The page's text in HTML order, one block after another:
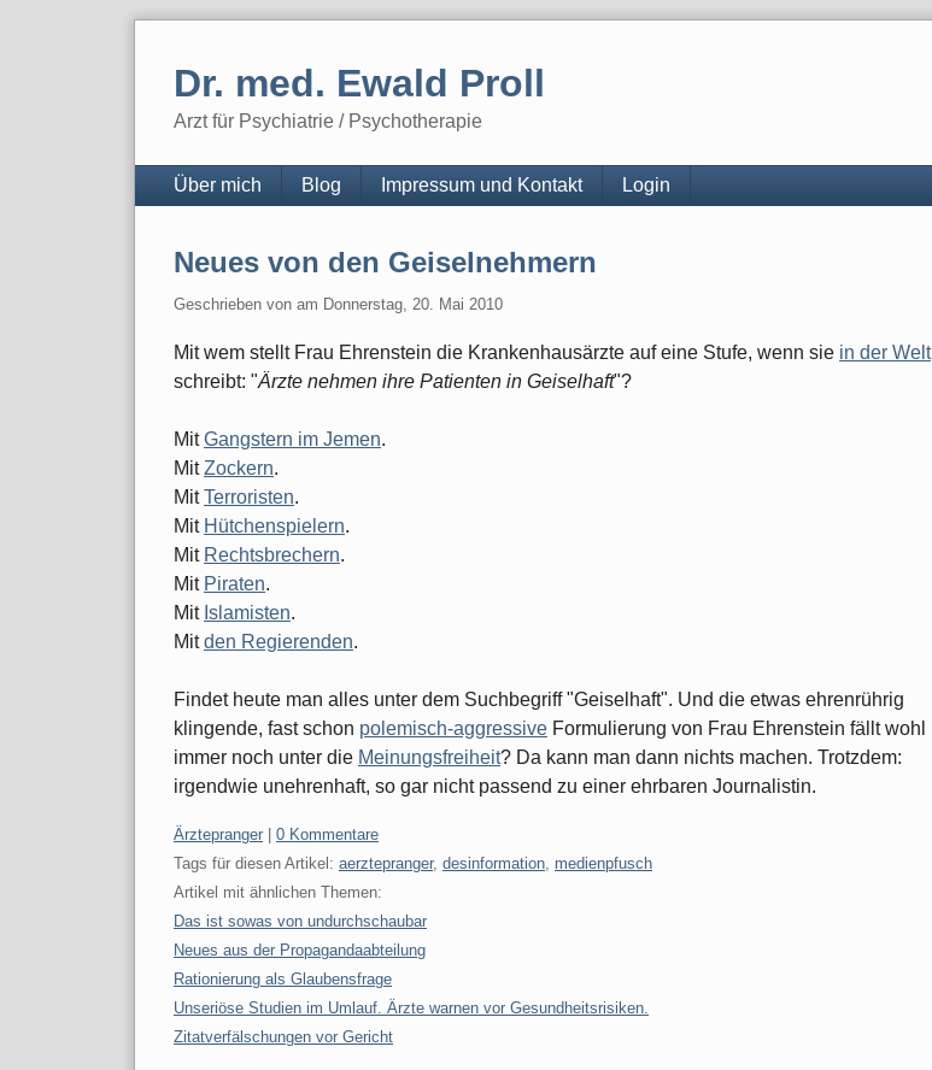
Dr. med. Ewald Proll
Arzt für Psychiatrie / Psychotherapie
Navigation
Über mich Blog Impressum und Kontakt Login
Neues von den Geiselnehmern
Geschrieben von am Donnerstag, 20. Mai 2010
Mit wem stellt Frau Ehrenstein die Krankenhausärzte auf eine Stufe, wenn sie in der Welt
schreibt: "Ärzte nehmen ihre Patienten in Geiselhaft"?
MitGangstern im Jemen.
MitZockern.
MitTerroristen.
Mit Hütchenspielern.
Mit Rechtsbrechern.
Mit Piraten.
Mit Islamisten.
Mitden Regierenden.
Findet heute man alles unter dem Suchbegriff "Geiselhaft". Und die etwas ehrenrührig
klingende, fast schon polemisch-aggressive Formulierung von Frau Ehrenstein fällt wohl
immer noch unter die Meinungsfreiheit? Da kann man dann nichts machen. Trotzdem:
irgendwie unehrenhaft, so gar nicht passend zu einer ehrbaren Journalistin.
Kategorien:
Ärztepranger
0 Kommentare
Tags für diesen Artikel: aerztepranger, desinformation, medienpfusch
Artikel mit ähnlichen Themen:
Das ist sowas von undurchschaubar
Neues aus der Propagandaabteilung
Rationierung als Glaubensfrage
Unseriöse Studien im Umlauf. Ärzte warnen vor Gesundheitsrisiken.
Zitatverfälschungen vor Gericht